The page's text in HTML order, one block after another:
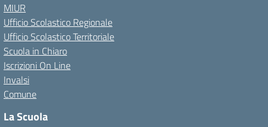
MIUR
Ufficio Scolastico Regionale
Ufficio Scolastico Territoriale
Scuola in Chiaro
Iscrizioni On Line
Invalsi
Comune
La Scuola